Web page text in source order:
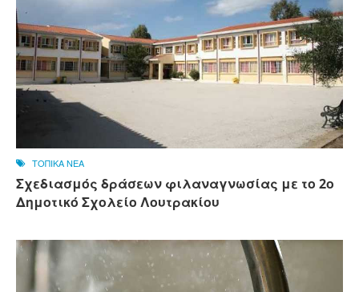
ΤΟΠΙΚΑ ΝΕΑ
Σχεδιασμός δράσεων φιλαναγνωσίας με το 2ο
Δημοτικό Σχολείο Λουτρακίου